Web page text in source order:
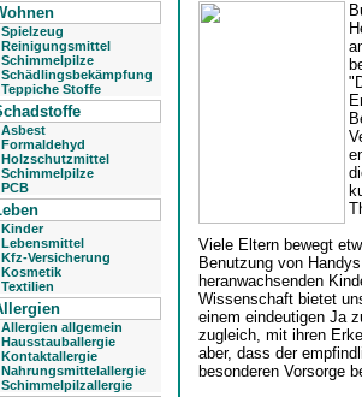
Spielzeug
Reinigungsmittel
Schimmelpilze
Schädlingsbekämpfung
Teppiche Stoffe
Asbest
Formaldehyd
Holzschutzmittel
Schimmelpilze
PCB
Kinder
Lebensmittel
Kfz-Versicherung
Kosmetik
Textilien
Allergien allgemein
Hausstauballergie
Kontaktallergie
Nahrungsmittelallergie
Schimmelpilzallergie
Viele Eltern bewegt
Benutzung von
heranwachsenden
Wissenschaft bietet
einem eindeutigen Ja
zugleich, mit ihren
aber, dass der
besonderen Vorsorge